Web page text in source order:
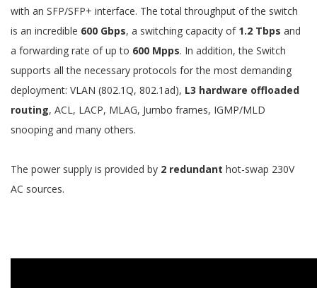
with an SFP/SFP+ interface. The total throughput of the switch
is an incredible 600 Gbps, a switching capacity of 1.2 Tbps and
a forwarding rate of up to 600 Mpps. In addition, the Switch
supports all the necessary protocols for the most demanding
deployment: VLAN (802.1Q, 802.1ad), L3 hardware offloaded
routing, ACL, LACP, MLAG, Jumbo frames, IGMP/MLD
snooping and many others.
The power supply is provided by 2 redundant hot-swap 230V
AC sources.